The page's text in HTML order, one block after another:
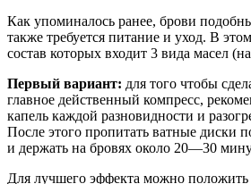
Как упоминалось ранее, брови
также требуется питание и уход. В
состав которых входит 3 вида масел
Первый вариант: для того чтобы
главное действенный компресс,
капель каждой разновидности и
После этого пропитать ватные диски
и держать на бровях около 20—30
Для лучшего эффекта можно положить